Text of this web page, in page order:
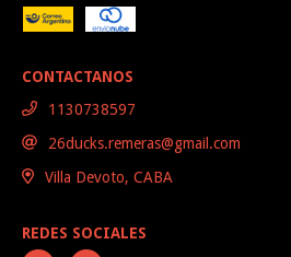
CONTACTANOS
1130738597
26ducks.remeras@gmail.com
Villa Devoto, CABA
REDES SOCIALES